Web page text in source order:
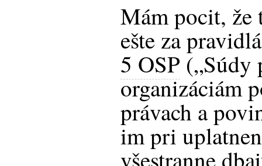
Mám pocit,
ešte za
5 OSP („Súdy
organizáciám
právach a
im pri
všestranne